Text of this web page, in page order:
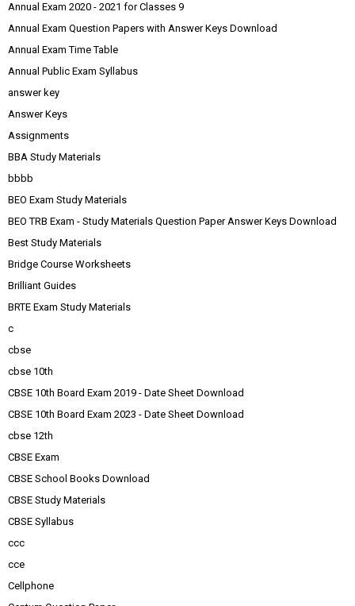
Annual Exam 2020 - 2021 for Classes 9
Annual Exam Question Papers with Answer Keys Download
Annual Exam Time Table
Annual Public Exam Syllabus
answer key
Answer Keys
Assignments
BBA Study Materials
bbbb
BEO Exam Study Materials
BEO TRB Exam - Study Materials Question Paper Answer Keys Download
Best Study Materials
Bridge Course Worksheets
Brilliant Guides
BRTE Exam Study Materials
c
cbse
cbse 10th
CBSE 10th Board Exam 2019 - Date Sheet Download
CBSE 10th Board Exam 2023 - Date Sheet Download
cbse 12th
CBSE Exam
CBSE School Books Download
CBSE Study Materials
CBSE Syllabus
ccc
cce
Cellphone